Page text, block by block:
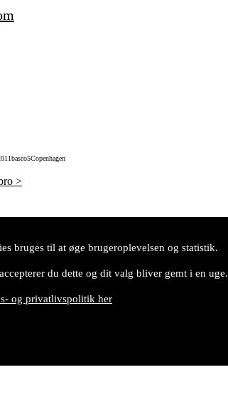
basco5Copenhagen
>
bruges til at øge brugeroplevelsen og statistik.
du dette og dit valg bliver gemt i en uge.
og privatlivspolitik her